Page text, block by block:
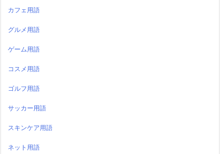
カフェ用語
グルメ用語
ゲーム用語
コスメ用語
ゴルフ用語
サッカー用語
スキンケア用語
ネット用語